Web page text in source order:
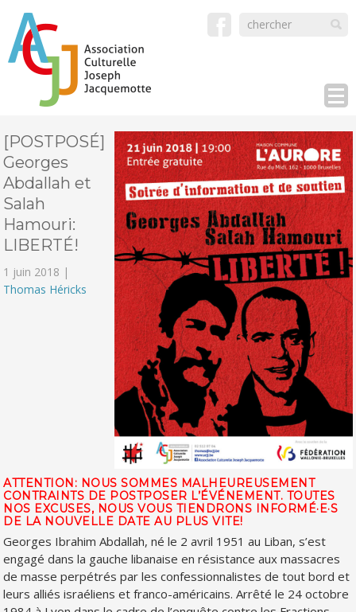
[POSTPOSÉ]
Georges
Abdallah et
Salah
Hamouri:
LIBERTÉ!
1 juin 2018 |
Thomas Héricks
ATTENTION: NOUS SOMMES MALHEUREUSEMENT
CONTRAINTS DE POSTPOSER L’ÉVÉNEMENT. TOUTES
NOS EXCUSES, NOUS VOUS TIENDRONS INFORMÉ·E·S
DE LA NOUVELLE DATE AU PLUS VITE!
Georges Ibrahim Abdallah, né le 2 avril 1951 au Liban, s’est
engagé dans la gauche libanaise en résistance aux massacres
de masse perpétrés par les confessionnalistes de tout bord et
leurs alliés israéliens et franco-américains. Arrêté le 24 octobre